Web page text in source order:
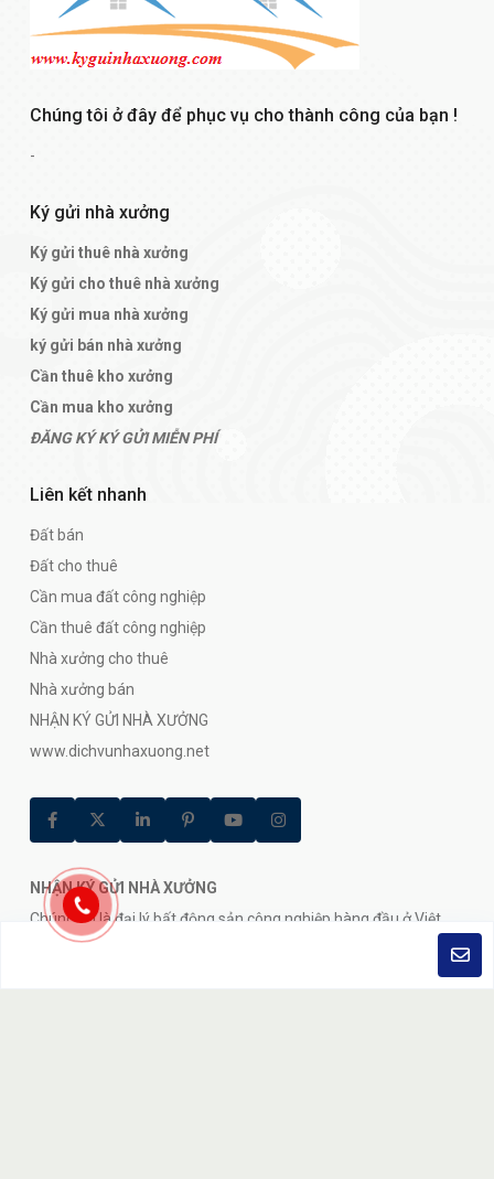
Chúng tôi ở đây để phục vụ cho thành công của bạn !
-
Ký gửi nhà xưởng
Ký gửi thuê nhà xưởng
Ký gửi cho thuê nhà xưởng
Ký gửi mua nhà xưởng
ký gửi bán nhà xưởng
Cần thuê kho xưởng
Cần mua kho xưởng
ĐĂNG KÝ KÝ GỬI MIỄN PHÍ
Liên kết nhanh
Đất bán
Đất cho thuê
Cần mua đất công nghiệp
Cần thuê đất công nghiệp
Nhà xưởng cho thuê
Nhà xưởng bán
NHẬN KÝ GỬI NHÀ XƯỞNG
www.dichvunhaxuong.net
NHẬN KÝ GỬI NHÀ XƯỞNG
Chúng tôi là đại lý bất động sản công nghiệp hàng đầu ở Việt
Nam.Các đại lý của chúng tôi sẳn sàng trả lời bất kỳ câu hỏi nào